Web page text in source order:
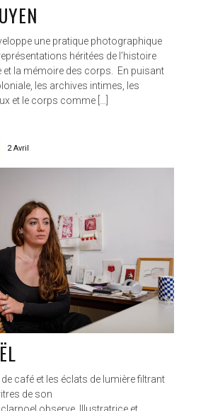
une pratique photographique
héritées de l’histoire
et la mémoire des corps. En puisant
les archives intimes, les
et le corps comme […]
2 Avril
café et les éclats de lumière filtrant
de son